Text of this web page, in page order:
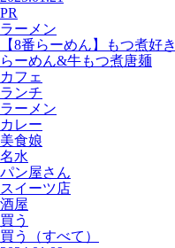
PR
ラーメン
【8番らーめん】もつ煮好
らーめん&牛もつ煮唐麺
カフェ
ランチ
ラーメン
カレー
美食娘
名水
パン屋さん
スイーツ店
酒屋
買う
買う
（すべて）